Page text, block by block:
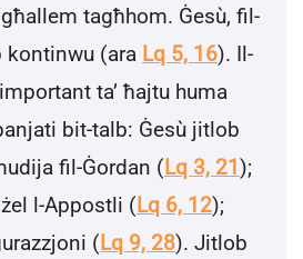
tagħhom. Ġesù, fil-
kontinwu (ara Lq 5, 16). Il-
ta’ ħajtu huma
bit-talb: Ġesù jitlob
fil-Ġordan (Lq 3, 21);
l-Appostli (Lq 6, 12);
(Lq 9, 28). Jitlob